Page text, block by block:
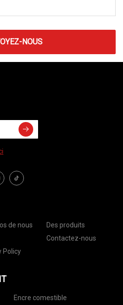
NOUS
de nous
Des produits
Contactez-nous
Policy
Encre comestible